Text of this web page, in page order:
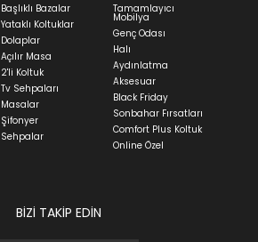
Başlıklı Bazalar
Yataklı Koltuklar
Dolaplar
Açılır Masa
2'li Koltuk
Tv Sehpaları
Masalar
Şifonyer
Sehpalar
Tamamlayıcı
Mobilya
Genç Odası
Halı
Aydınlatma
Aksesuar
Black Friday
Sonbahar Fırsatları
Comfort Plus Koltuk
Online Özel
BİZİ TAKİP EDİN